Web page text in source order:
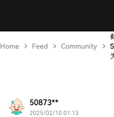
Home Feed Community
50873**
2025/02/10 01:13